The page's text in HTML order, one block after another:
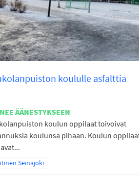
koululle asfalttia
ÄÄNESTYKSEEN
koulun oppilaat toivoivat
koulunsa pihaan. Koulun
tulokset teeman mukaan: Läntinen Seinäjoki
Seinäjoki